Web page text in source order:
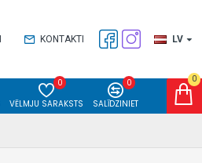
LV
KONTAKTI
VĒLMJU SARAKSTS
0
SALĪDZINIET
0 0